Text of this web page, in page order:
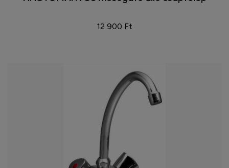
12 900 Ft